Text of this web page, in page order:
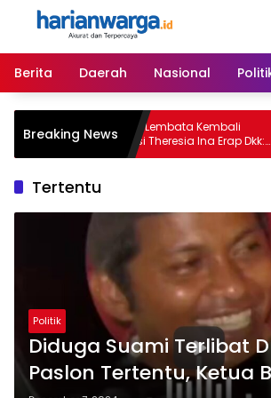
Langsung
Berita
Daerah Nasional
Breaking News
Majelis Hakim PN Lembata Kembali
Kabulkan Eksepsi Theresia Ina Erap Dkk:
Gugatan David Lamawato Dkk Ditolak
Tertentu
Politik
Diduga Suami Terlibat
Paslon Tertentu, Ketua